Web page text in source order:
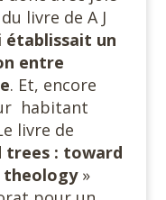
livre de A J
établissait un
entre
. Et, encore
habitant
livre de
trees : toward
theology »